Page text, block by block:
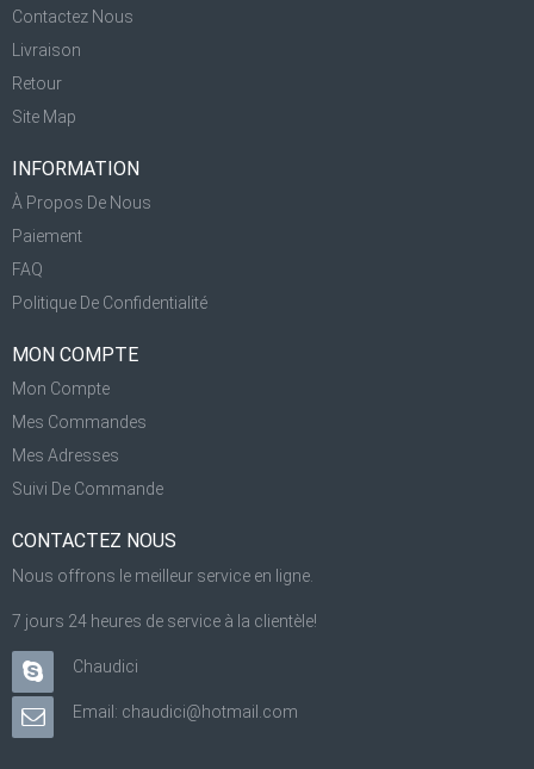
Contactez Nous
Livraison
Retour
Site Map
INFORMATION
À Propos De Nous
Paiement
FAQ
Politique De Confidentialité
MON COMPTE
Mon Compte
Mes Commandes
Mes Adresses
Suivi De Commande
CONTACTEZ NOUS
Nous offrons le meilleur service en ligne.
7 jours 24 heures de service à la clientèle!
Chaudici
Email: chaudici@hotmail.com